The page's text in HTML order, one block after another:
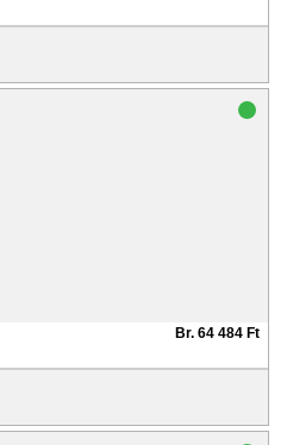
Br. 64 484 Ft